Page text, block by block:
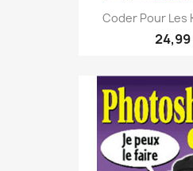
Coder Pour Les
24,99